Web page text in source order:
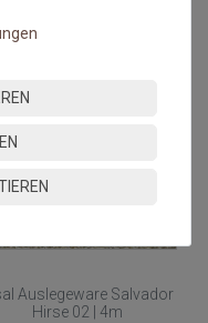
Auslegeware Salvador
Hirse 02 | 4m